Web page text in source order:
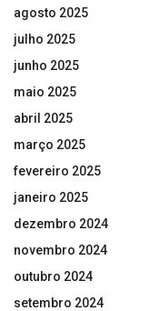
agosto 2025
julho 2025
junho 2025
maio 2025
abril 2025
março 2025
fevereiro 2025
janeiro 2025
dezembro 2024
novembro 2024
outubro 2024
setembro 2024